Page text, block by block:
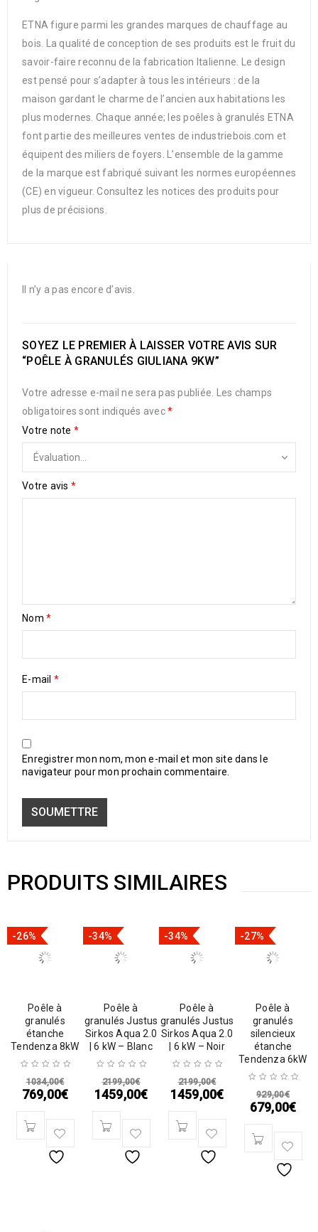
ETNA figure parmi les grandes marques de chauffage au
bois. La qualité de conception de ses produits est le fruit du
savoir-faire reconnu de la fabrication Italienne. Le design
est pensé pour s’adapter à tous les intérieurs : de la
maison gardant le charme de l’ancien aux habitations les
plus modernes. Chaque année; les poêles à granulés ETNA
font partie des meilleures ventes de industriebois.com et
équipent des miliers de foyers. L’ensemble de la gamme
de la marque est fabriqué suivant les normes européennes
(CE) en vigueur. Consultez les notices des produits pour
plus de précisions.
Il n’y a pas encore d’avis.
SOYEZ LE PREMIER À LAISSER VOTRE AVIS SUR
“POÊLE À GRANULÉS GIULIANA 9KW”
Votre adresse e-mail ne sera pas publiée.
Les champs
obligatoires sont indiqués avec*
Votre note *
Votre avis *
Nom *
E-mail *
Enregistrer mon nom, mon e-mail et mon site dans le
navigateur pour mon prochain commentaire.
PRODUITS SIMILAIRES
-26%
Poêle à
granulés
étanche
Tendenza 8kW
1034,00€
769,00€
-34%
Poêle à
granulés Justus
Sirkos Aqua 2.0
| 6 kW – Blanc
2199,00€
1459,00€
-34%
Poêle à
granulés Justus
Sirkos Aqua 2.0
| 6 kW – Noir
2199,00€
1459,00€
-27%
Poêle à
granulés
silencieux
étanche
Tendenza 6kW
929,00€
679,00€